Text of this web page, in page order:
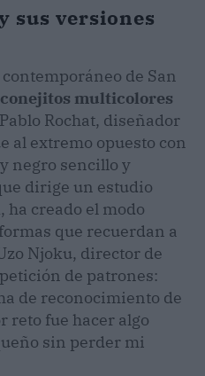
sus versiones
de San
conejitos multicolores
Rochat, diseñador
al extremo opuesto con
negro sencillo y
dirige un estudio
ha creado el modo
que recuerdan a
Njoku, director de
de patrones:
de reconocimiento de
reto fue hacer algo
sin perder mi